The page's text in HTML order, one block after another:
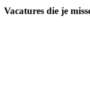
Vacatures die je